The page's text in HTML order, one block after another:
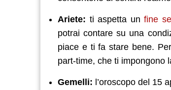
Ariete: ti aspetta unfine
potrai contare su una
piace e ti fa stare bene.
part-time, che ti impongono
Gemelli: l’oroscopo del 15